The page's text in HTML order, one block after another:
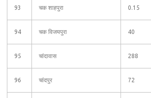
93 चक शाहपुरा 0.15
94 चक विजयपुरा 40
95 चांदावास 288
96 चांदपुर 72